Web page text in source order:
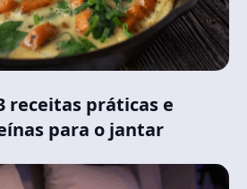
receitas práticas e
para o jantar